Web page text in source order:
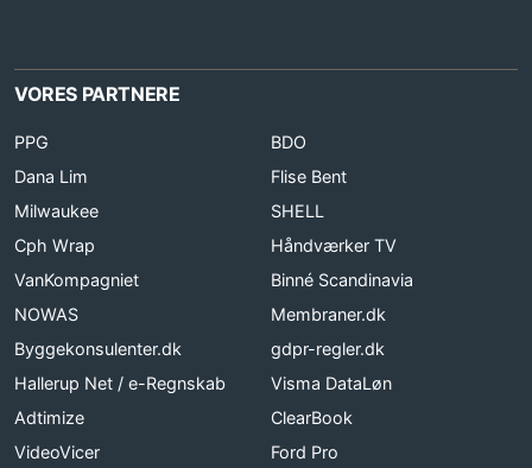
VORES PARTNERE
PPG
BDO
Dana Lim
Flise Bent
Milwaukee
SHELL
Cph Wrap
Håndværker TV
VanKompagniet
Binné Scandinavia
NOWAS
Membraner.dk
Byggekonsulenter.dk
gdpr-regler.dk
Hallerup Net / e-Regnskab
Visma DataLøn
Adtimize
ClearBook
VideoVicer
Ford Pro